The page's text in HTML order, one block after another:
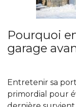
Pourquoi
garage
Entretenir sa
primordial pour